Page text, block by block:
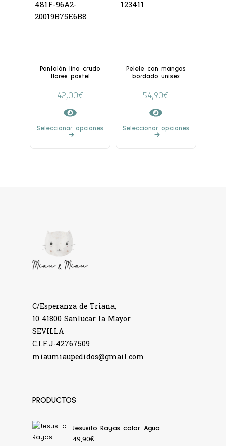
Pantalón lino crudo
flores pastel
42,00€
Seleccionar opciones
Pelele con mangas
bordado unisex
54,90€
Seleccionar opciones
C/Esperanza de Triana,
10 41800 Sanlucar la Mayor
SEVILLA
C.I.F.J-42767509
miaumiaupedidos@gmail.com
PRODUCTOS
Jesusito Rayas color Agua
49,90€